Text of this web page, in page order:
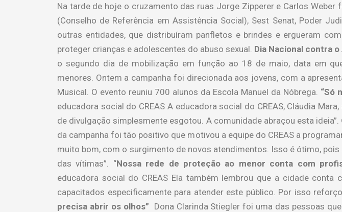
Na tarde de hoje o cruzamento das ruas Jorge Zipperer e Carlos
(Conselho de Referência em Assistência Social), Sest Senat, Poder
outras entidades, que distribuíram panfletos e brindes e ergueram
proteger crianças e adolescentes do abuso sexual. Dia Nacional contra
o segundo dia de mobilização em função ao 18 de maio, data em
menores. Ontem a campanha foi direcionada aos jovens, com a
Musical. O evento reuniu 700 alunos da Escola Manuel da Nóbrega. “Só
educadora social do CREAS A educadora social do CREAS, Cláudia
de divulgação simplesmente esgotou. A comunidade abraçou esta ideia”.
da campanha foi tão positivo que motivou a equipe do CREAS a
muito bom, com o surgimento de novos atendimentos. Isso é ótimo,
das vítimas”.
“Nossa rede de proteção ao menor conta com
educadora social do CREAS Ela também lembrou que a cidade conta
capacitados especificamente para atender este público. Por isso
precisa abrir os olhos” Dona Clarinda Stiegler foi uma das pessoas